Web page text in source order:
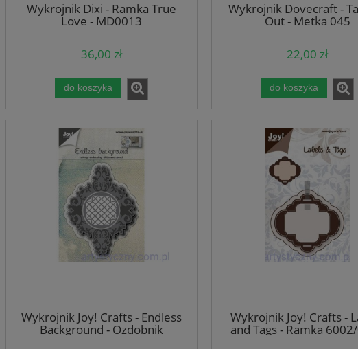
Zestaw papierów do scrapbookingu
Craft o'Clock - Mr And Mrs Elegance
- 30x30cm
30,00 zł
do koszyka
Tekturka Mintay Chippies -
Numbers cyfry cyferki MT-
D93
17,90 zł
do koszyka
Wykrojnik Dixi - Ramka True
Love - MD0013
36,00 zł
do koszyka
Wykrojnik Dovecraft -
Out - Metka 045
22,00 zł
do koszyka
Wykrojnik Joy! Crafts - Endless
Background - Ozdobnik
Wykrojnik Joy! Crafts -
and Tags - Ramka